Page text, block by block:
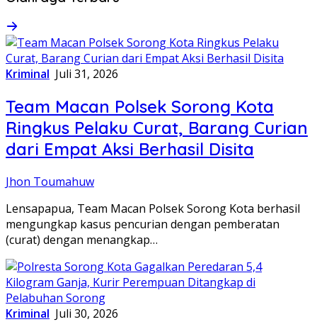
Kriminal Juli 31, 2026
Team Macan Polsek Sorong Kota
Ringkus Pelaku Curat, Barang Curian
dari Empat Aksi Berhasil Disita
Jhon Toumahuw
Lensapapua, Team Macan Polsek Sorong Kota berhasil
mengungkap kasus pencurian dengan pemberatan
(curat) dengan menangkap…
Kriminal Juli 30, 2026